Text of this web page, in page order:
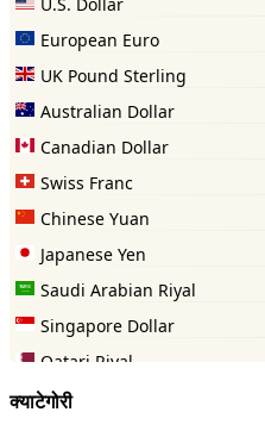
क्याटेगोरी